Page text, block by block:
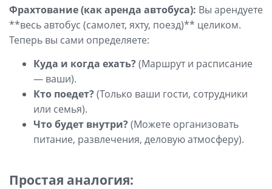
Фрахтование (как аренда автобуса): Вы арендуете
**весь автобус (самолет, яхту, поезд)** целиком.
Теперь вы сами определяете:
Куда и когда ехать?(Маршрут и расписание
— ваши).
Кто поедет?(Только ваши гости, сотрудники
или семья).
Что будет внутри?(Можете организовать
питание, развлечения, деловую атмосферу).
Простая аналогия: